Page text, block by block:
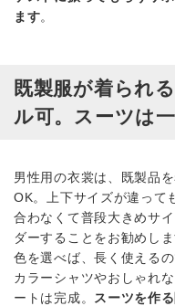
ます。
既製服が着られ
ル可。スーツは
男性用の衣裳は、既製品
OK。上下サイズが違って
合わなくて普段大きめサ
ダーすることをお勧めし
色を選べば、長く使える
カラーシャツやおしゃれ
ートは完成。 スーツを作